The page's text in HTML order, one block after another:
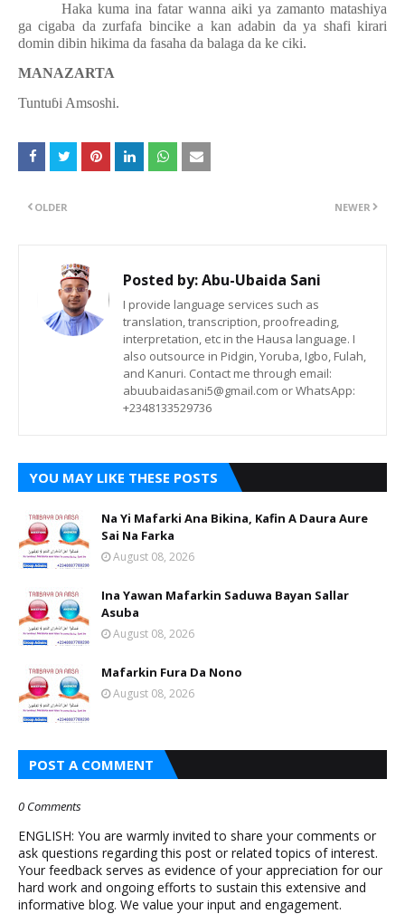
Haka kuma ina fatar wanna aiki ya zamanto matashiya
ga cigaba da zurfafa bincike a kan adabin da ya shafi kirari
domin dibin hikima da fasaha da balaga da ke ciki.
MANAZARTA
Tuntuɓi Amsoshi.
NEWER
OLDER
Posted by:Abu-Ubaida Sani
I provide language services such as
translation, transcription, proofreading,
interpretation, etc in the Hausa language. I
also outsource in Pidgin, Yoruba, Igbo, Fulah,
and Kanuri. Contact me through email:
abuubaidasani5@gmail.com or WhatsApp:
+2348133529736
YOU MAY LIKE THESE POSTS
Na Yi Mafarki Ana Bikina, Kafin A Daura Aure
Sai Na Farka
August 08, 2026
Ina Yawan Mafarkin Saduwa Bayan Sallar
Asuba
August 08, 2026
Mafarkin Fura Da Nono
August 08, 2026
POST A COMMENT
0 Comments
ENGLISH: You are warmly invited to share your comments or
ask questions regarding this post or related topics of interest.
Your feedback serves as evidence of your appreciation for our
hard work and ongoing efforts to sustain this extensive and
informative blog. We value your input and engagement.